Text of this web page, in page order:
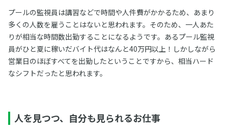
プールの監視員は講習などで時間や人件費がかかるため、あまり
多くの人数を雇うことはないと思われます。そのため、一人あた
りが相当な時間数出勤することになるようです。あるプール監視
員がひと夏に稼いだバイト代はなんと40万円以上！しかしながら
営業日のほぼすべてを出勤したということですから、相当ハード
なシフトだったと思われます。
人を見つつ、自分も見られるお仕事